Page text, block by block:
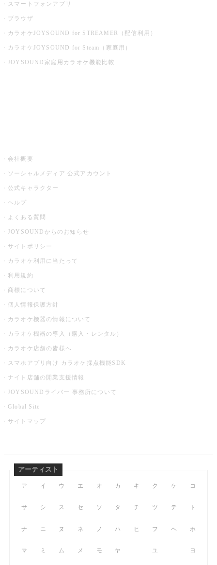
スマートフォンアプリ
ブラウザ
カラオケJOYSOUND for STREAMER（配信利用）
カラオケJOYSOUND for Steam（家庭用）
JOYSOUND家庭用カラオケ機能比較
会社概要
ソーシャルメディア 公式アカウント
公式キャラクター
ヘルプ
よくある質問
JOYSOUNDからのお知らせ
サイトポリシー
カラオケ利用に当たって
利用規約
商標について
個人情報保護方針
カラオケ機器の情報について
カラオケ機器の導入（購入・レンタル）
カラオケ店舗の皆様へ
スマホアプリ向け カラオケ採点機能SDK
ナイト店舗の開業支援情報
JOYSOUNDライバー 事務所について
Global Site
サイトマップ
アーティスト
ア イ ウ エ オ
サ シ ス セ ソ
ナ ニ ヌ ネ ノ
マ ミ ム メ モ
カ キ ク ケ コ
タ チ ツ テ ト
ハ ヒ フ ヘ ホ
ヤ ユ ヨ